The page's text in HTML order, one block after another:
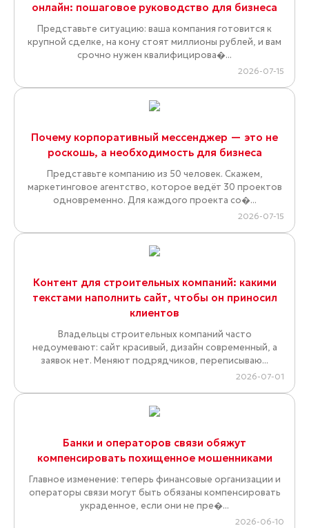
онлайн: пошаговое руководство для бизнеса
Представьте ситуацию: ваша компания готовится к
крупной сделке, на кону стоят миллионы рублей, и вам
срочно нужен квалифицирова�...
2026-07-15
Почему корпоративный мессенджер — это не
роскошь, а необходимость для бизнеса
Представьте компанию из 50 человек. Скажем,
маркетинговое агентство, которое ведёт 30 проектов
одновременно. Для каждого проекта со�...
2026-07-15
Контент для строительных компаний: какими
текстами наполнить сайт, чтобы он приносил
клиентов
Владельцы строительных компаний часто
недоумевают: сайт красивый, дизайн современный, а
заявок нет. Меняют подрядчиков, переписываю...
2026-07-01
Банки и операторов связи обяжут
компенсировать похищенное мошенниками
Главное изменение: теперь финансовые организации и
операторы связи могут быть обязаны компенсировать
украденное, если они не пре�...
2026-06-10